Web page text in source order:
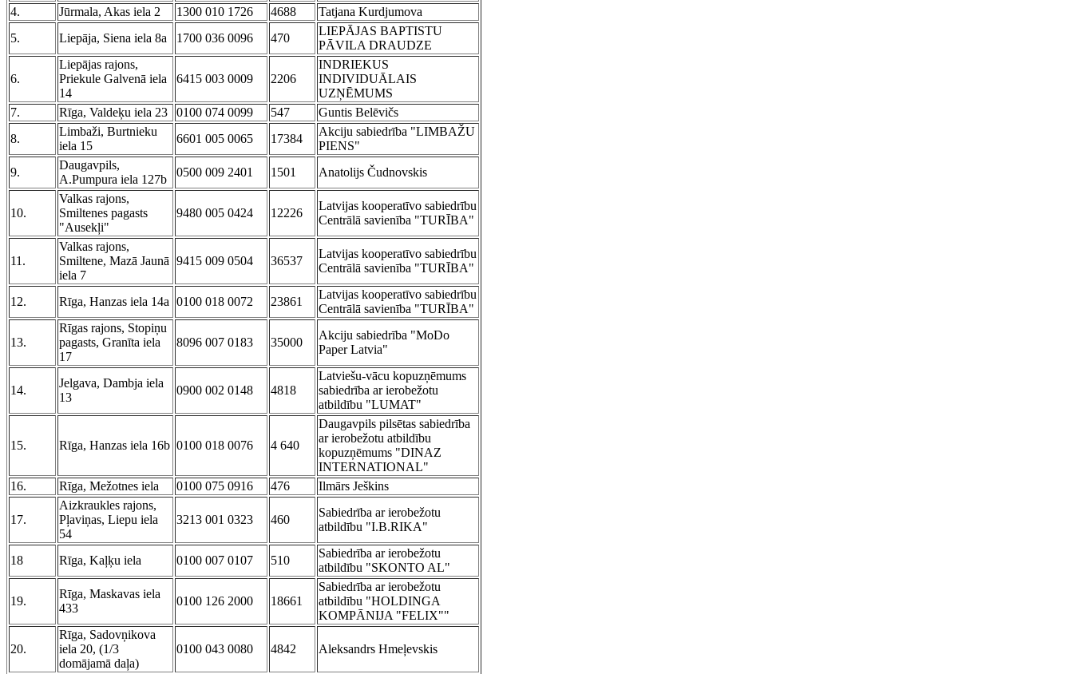
4.
Jūrmala, Akas iela 2 1300 010 1726 4688
Tatjana Kurdjumova
5.
Liepāja, Siena iela 8a 1700 036 0096 470
LIEPĀJAS BAPTISTU
PĀVILA DRAUDZE
6.
Liepājas rajons,
Priekule Galvenā iela
14
6415 003 0009 2206
INDRIEKUS
INDIVIDUĀLAIS
UZŅĒMUMS
7.
Rīga, Valdeķu iela 23 0100 074 0099 547
Guntis Belēvičs
8.
Limbaži, Burtnieku
iela 15
6601 005 0065 17384
Akciju sabiedrība "LIMBAŽU
PIENS"
9.
Daugavpils,
A.Pumpura iela 127b
0500 009 2401 1501 Anatolijs Čudnovskis
10.
Valkas rajons,
Smiltenes pagasts
"Ausekļi"
9480 005 0424 12226
Latvijas kooperatīvo sabiedrību
Centrālā savienība "TURĪBA"
11.
Valkas rajons,
Smiltene, Mazā Jaunā
iela 7
9415 009 0504 36537
Latvijas kooperatīvo sabiedrību
Centrālā savienība "TURĪBA"
12. Rīga, Hanzas iela 14a 0100 018 0072 23861
Latvijas kooperatīvo sabiedrību
Centrālā savienība "TURĪBA"
13.
Rīgas rajons, Stopiņu
pagasts, Granīta iela
17
8096 007 0183 35000
Akciju sabiedrība "MoDo
Paper Latvia"
14.
Jelgava, Dambja iela
13
0900 002 0148 4818
Latviešu-vācu kopuzņēmums
sabiedrība ar ierobežotu
atbildību "LUMAT"
15. Rīga, Hanzas iela 16b 0100 018 0076 4 640
Daugavpils pilsētas sabiedrība
ar ierobežotu atbildību
kopuzņēmums "DINAZ
INTERNATIONAL"
16.
Rīga, Mežotnes iela 0100 075 0916 476 Ilmārs Ješkins
17.
Aizkraukles rajons,
Pļaviņas, Liepu iela
54
3213 001 0323 460
Sabiedrība ar ierobežotu
atbildību "I.B.RIKA"
18 Rīga, Kaļķu iela 0100 007 0107 510
Sabiedrība ar ierobežotu
atbildību "SKONTO AL"
19.
Rīga, Maskavas iela
433
0100 126 2000 18661
Sabiedrība ar ierobežotu
atbildību "HOLDINGA
KOMPĀNIJA "FELIX""
20.
Rīga, Sadovņikova
iela 20, (1/3
domājamā daļa)
0100 043 0080 4842 Aleksandrs Hmeļevskis